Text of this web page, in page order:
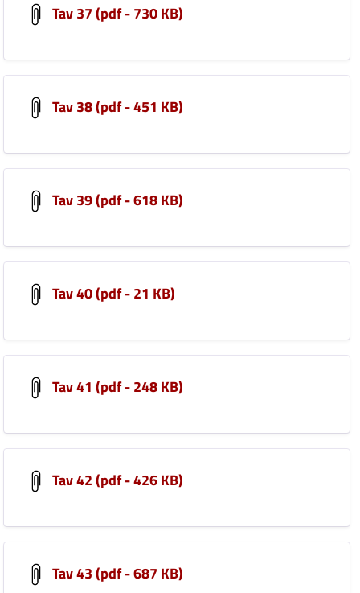
Tav 37 (pdf - 730 KB)
Tav 38 (pdf - 451 KB)
Tav 39 (pdf - 618 KB)
Tav 40 (pdf - 21 KB)
Tav 41 (pdf - 248 KB)
Tav 42 (pdf - 426 KB)
Tav 43 (pdf - 687 KB)